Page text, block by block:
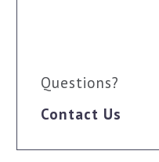
Questions?
Contact Us